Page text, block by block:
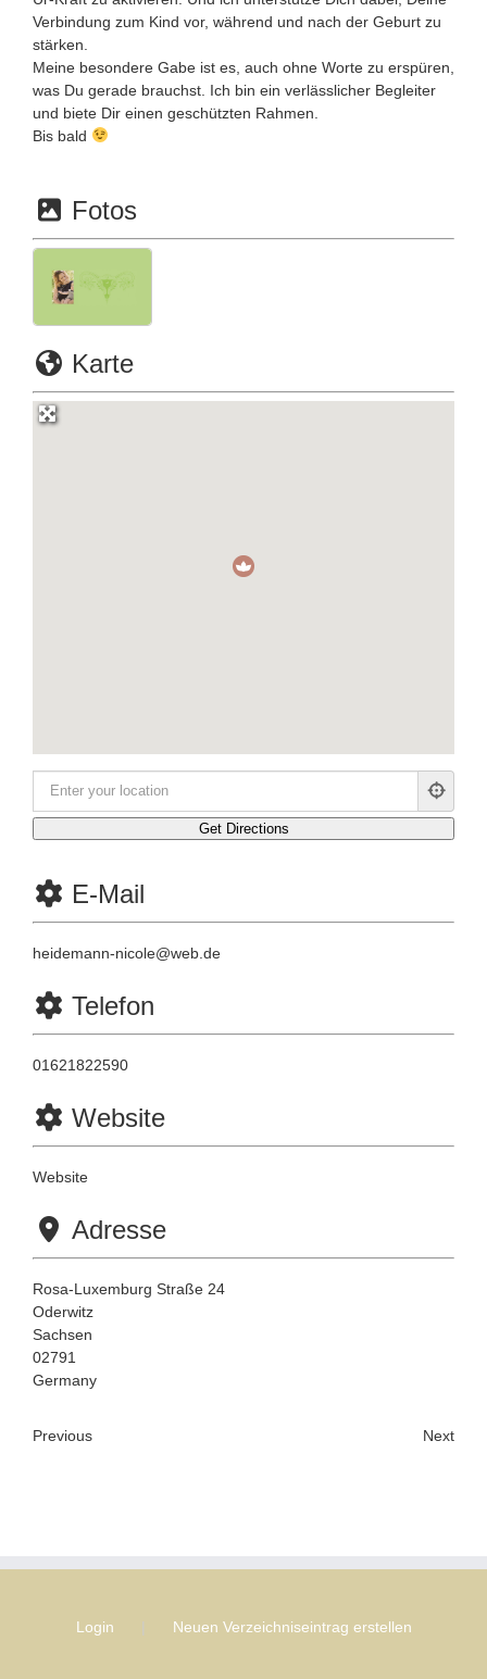
Verbindung zum Kind vor, während und nach der Geburt zu
stärken.
Meine besondere Gabe ist es, auch ohne Worte zu erspüren,
was Du gerade brauchst. Ich bin ein verlässlicher Begleiter
und biete Dir einen geschützten Rahmen.
Bis bald
Fotos
Karte
E-Mail
heidemann-nicole@web.de
Telefon
01621822590
Website
Website
Adresse
Rosa-Luxemburg Straße 24
Oderwitz
Sachsen
02791
Germany
Previous Next
Login Neuen Verzeichniseintrag erstellen